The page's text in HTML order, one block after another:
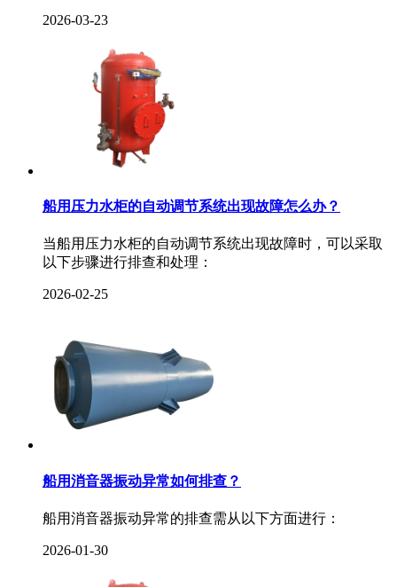
2026-03-23
船用压力水柜的自动调节系统出现故障怎么办？
当船用压力水柜的自动调节系统出现故障时，可以采取
以下步骤进行排查和处理：
2026-02-25
船用消音器振动异常如何排查？
船用消音器振动异常的排查需从以下方面进行：
2026-01-30